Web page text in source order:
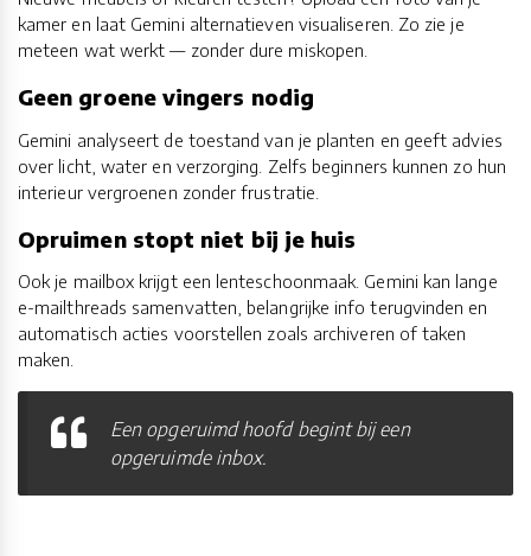
kamer en laat Gemini alternatieven visualiseren. Zo zie je
meteen wat werkt — zonder dure miskopen.
Geen groene vingers nodig
Gemini analyseert de toestand van je planten en geeft advies
over licht, water en verzorging. Zelfs beginners kunnen zo hun
interieur vergroenen zonder frustratie.
Opruimen stopt niet bij je huis
Ook je mailbox krijgt een lenteschoonmaak. Gemini kan lange
e-mailthreads samenvatten, belangrijke info terugvinden en
automatisch acties voorstellen zoals archiveren of taken
maken.
Een opgeruimd hoofd begint bij een
opgeruimde inbox.